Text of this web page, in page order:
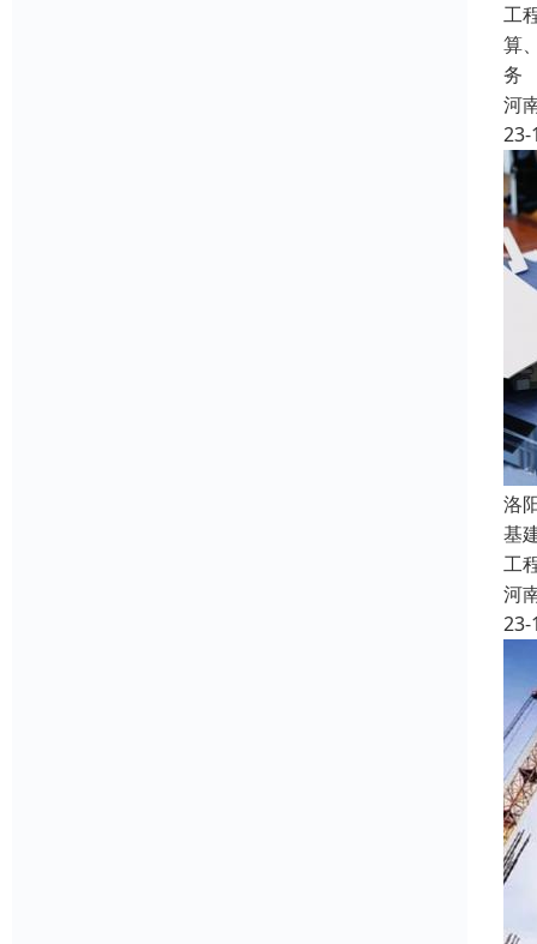
工
算
务
河
23-
洛
基
工
河
23-